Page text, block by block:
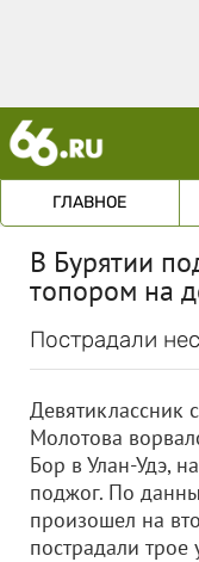
ГЛАВНОЕ
В Бурятии
топором на
Пострадали
Девятиклассник
Молотова
Бор в Улан-Удэ,
поджог. По
произошел на
пострадали трое